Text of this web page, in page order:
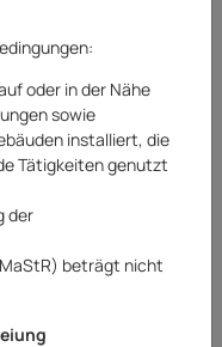
oder in der Nähe
sowie
installiert, die
Tätigkeiten genutzt
der
beträgt nicht